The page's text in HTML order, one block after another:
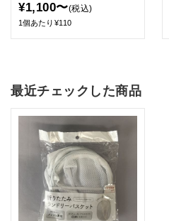
¥1,100〜(税込)
1個あたり¥110
最近チェックした商品